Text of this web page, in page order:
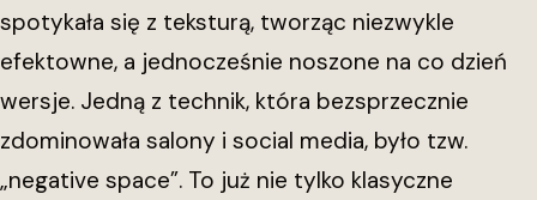
spotykała się z teksturą, tworząc niezwykle
efektowne, a jednocześnie noszone na co dzień
wersje. Jedną z technik, która bezsprzecznie
zdominowała salony i social media, było tzw.
„negative space”. To już nie tylko klasyczne